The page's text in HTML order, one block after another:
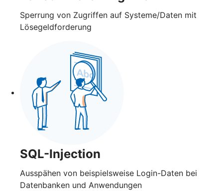
Sperrung von Zugriffen auf Systeme/Daten mit
Lösegeldforderung
SQL-Injection
Ausspähen von beispielsweise Login-Daten bei
Datenbanken und Anwendungen